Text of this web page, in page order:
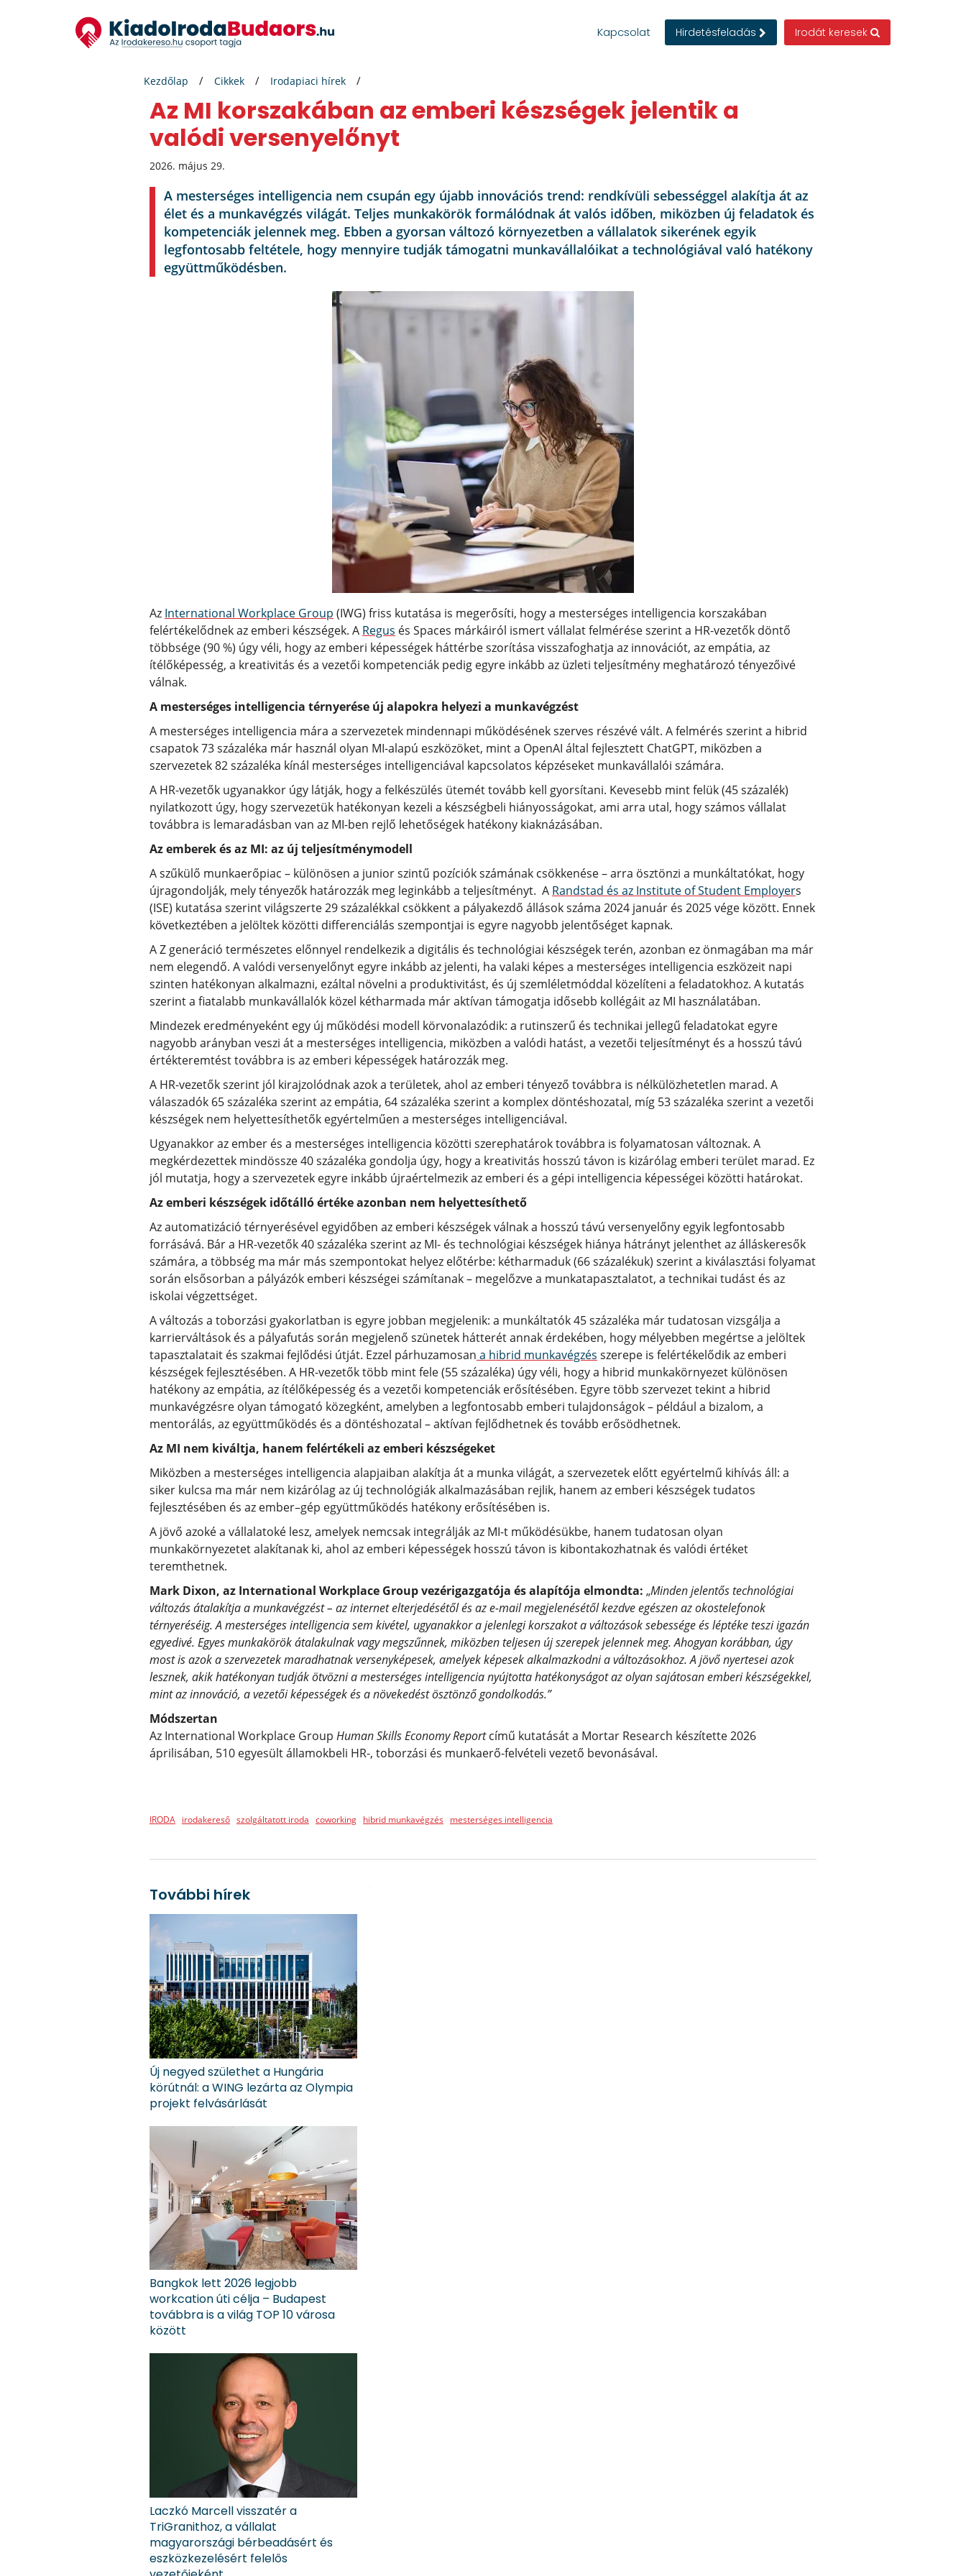
Kapcsolat Hirdetésfeladás Irodát keresek
Kezdőlap Cikkek Irodapiaci hírek
Az MI korszakában az emberi készségek jelentik a
valódi versenyelőnyt
2026. május 29.
A mesterséges intelligencia nem csupán egy újabb innovációs trend: rendkívüli sebességgel alakítja át az
élet és a munkavégzés világát. Teljes munkakörök formálódnak át valós időben, miközben új feladatok és
kompetenciák jelennek meg. Ebben a gyorsan változó környezetben a vállalatok sikerének egyik
legfontosabb feltétele, hogy mennyire tudják támogatni munkavállalóikat a technológiával való hatékony
együttműködésben.
Az International Workplace Group (IWG) friss kutatása is megerősíti, hogy a mesterséges intelligencia korszakában
felértékelődnek az emberi készségek. A Regus és Spaces márkáiról ismert vállalat felmérése szerint a HR-vezetők döntő
többsége (90 %) úgy véli, hogy az emberi képességek háttérbe szorítása visszafoghatja az innovációt, az empátia, az
ítélőképesség, a kreativitás és a vezetői kompetenciák pedig egyre inkább az üzleti teljesítmény meghatározó tényezőivé
válnak.
A mesterséges intelligencia térnyerése új alapokra helyezi a munkavégzést
A mesterséges intelligencia mára a szervezetek mindennapi működésének szerves részévé vált. A felmérés szerint a hibrid
csapatok 73 százaléka már használ olyan MI-alapú eszközöket, mint a OpenAI által fejlesztett ChatGPT, miközben a
szervezetek 82 százaléka kínál mesterséges intelligenciával kapcsolatos képzéseket munkavállalói számára.
A HR-vezetők ugyanakkor úgy látják, hogy a felkészülés ütemét tovább kell gyorsítani. Kevesebb mint felük (45 százalék)
nyilatkozott úgy, hogy szervezetük hatékonyan kezeli a készségbeli hiányosságokat, ami arra utal, hogy számos vállalat
továbbra is lemaradásban van az MI-ben rejlő lehetőségek hatékony kiaknázásában.
Az emberek és az MI: az új teljesítménymodell
A szűkülő munkaerőpiac – különösen a junior szintű pozíciók számának csökkenése – arra ösztönzi a munkáltatókat, hogy
újragondolják, mely tényezők határozzák meg leginkább a teljesítményt. A Randstad és az Institute of Student Employers
(ISE) kutatása szerint világszerte 29 százalékkal csökkent a pályakezdő állások száma 2024 január és 2025 vége között. Ennek
következtében a jelöltek közötti differenciálás szempontjai is egyre nagyobb jelentőséget kapnak.
A Z generáció természetes előnnyel rendelkezik a digitális és technológiai készségek terén, azonban ez önmagában ma már
nem elegendő. A valódi versenyelőnyt egyre inkább az jelenti, ha valaki képes a mesterséges intelligencia eszközeit napi
szinten hatékonyan alkalmazni, ezáltal növelni a produktivitást, és új szemléletmóddal közelíteni a feladatokhoz. A kutatás
szerint a fiatalabb munkavállalók közel kétharmada már aktívan támogatja idősebb kollégáit az MI használatában.
Mindezek eredményeként egy új működési modell körvonalazódik: a rutinszerű és technikai jellegű feladatokat egyre
nagyobb arányban veszi át a mesterséges intelligencia, miközben a valódi hatást, a vezetői teljesítményt és a hosszú távú
értékteremtést továbbra is az emberi képességek határozzák meg.
A HR-vezetők szerint jól kirajzolódnak azok a területek, ahol az emberi tényező továbbra is nélkülözhetetlen marad. A
válaszadók 65 százaléka szerint az empátia, 64 százaléka szerint a komplex döntéshozatal, míg 53 százaléka szerint a vezetői
készségek nem helyettesíthetők egyértelműen a mesterséges intelligenciával.
Ugyanakkor az ember és a mesterséges intelligencia közötti szerephatárok továbbra is folyamatosan változnak. A
megkérdezettek mindössze 40 százaléka gondolja úgy, hogy a kreativitás hosszú távon is kizárólag emberi terület marad. Ez
jól mutatja, hogy a szervezetek egyre inkább újraértelmezik az emberi és a gépi intelligencia képességei közötti határokat.
Az emberi készségek időtálló értéke azonban nem helyettesíthető
Az automatizáció térnyerésével egyidőben az emberi készségek válnak a hosszú távú versenyelőny egyik legfontosabb
forrásává. Bár a HR-vezetők 40 százaléka szerint az MI- és technológiai készségek hiánya hátrányt jelenthet az álláskeresők
számára, a többség ma már más szempontokat helyez előtérbe: kétharmaduk (66 százalékuk) szerint a kiválasztási folyamat
során elsősorban a pályázók emberi készségei számítanak – megelőzve a munkatapasztalatot, a technikai tudást és az
iskolai végzettséget.
A változás a toborzási gyakorlatban is egyre jobban megjelenik: a munkáltatók 45 százaléka már tudatosan vizsgálja a
karrierváltások és a pályafutás során megjelenő szünetek hátterét annak érdekében, hogy mélyebben megértse a jelöltek
tapasztalatait és szakmai fejlődési útját. Ezzel párhuzamosan a hibrid munkavégzés szerepe is felértékelődik az emberi
készségek fejlesztésében. A HR-vezetők több mint fele (55 százaléka) úgy véli, hogy a hibrid munkakörnyezet különösen
hatékony az empátia, az ítélőképesség és a vezetői kompetenciák erősítésében. Egyre több szervezet tekint a hibrid
munkavégzésre olyan támogató közegként, amelyben a legfontosabb emberi tulajdonságok – például a bizalom, a
mentorálás, az együttműködés és a döntéshozatal – aktívan fejlődhetnek és tovább erősödhetnek.
Az MI nem kiváltja, hanem felértékeli az emberi készségeket
Miközben a mesterséges intelligencia alapjaiban alakítja át a munka világát, a szervezetek előtt egyértelmű kihívás áll: a
siker kulcsa ma már nem kizárólag az új technológiák alkalmazásában rejlik, hanem az emberi készségek tudatos
fejlesztésében és az ember–gép együttműködés hatékony erősítésében is.
A jövő azoké a vállalatoké lesz, amelyek nemcsak integrálják az MI-t működésükbe, hanem tudatosan olyan
munkakörnyezetet alakítanak ki, ahol az emberi képességek hosszú távon is kibontakozhatnak és valódi értéket
teremthetnek.
Mark Dixon, az International Workplace Group vezérigazgatója és alapítója elmondta: „Minden jelentős technológiai
változás átalakítja a munkavégzést – az internet elterjedésétől és az e-mail megjelenésétől kezdve egészen az okostelefonok
térnyeréséig. A mesterséges intelligencia sem kivétel, ugyanakkor a jelenlegi korszakot a változások sebessége és léptéke teszi igazán
egyedivé. Egyes munkakörök átalakulnak vagy megszűnnek, miközben teljesen új szerepek jelennek meg. Ahogyan korábban, úgy
most is azok a szervezetek maradhatnak versenyképesek, amelyek képesek alkalmazkodni a változásokhoz. A jövő nyertesei azok
lesznek, akik hatékonyan tudják ötvözni a mesterséges intelligencia nyújtotta hatékonyságot az olyan sajátosan emberi készségekkel,
mint az innováció, a vezetői képességek és a növekedést ösztönző gondolkodás.”
Módszertan
Az International Workplace Group Human Skills Economy Reportcímű kutatását a Mortar Research készítette 2026
áprilisában, 510 egyesült államokbeli HR-, toborzási és munkaerő-felvételi vezető bevonásával.
IRODA irodakereső szolgáltatott iroda coworking hibrid munkavégzés mesterséges intelligencia
További hírek
Új negyed születhet a Hungária
körútnál: a WING lezárta az Olympia
projekt felvásárlását
Bangkok lett 2026 legjobb
workcation úti célja – Budapest
továbbra is a világ TOP 10 városa
között
Laczkó Marcell visszatér a
TriGranithoz, a vállalat
magyarországi bérbeadásért és
eszközkezelésért felelős